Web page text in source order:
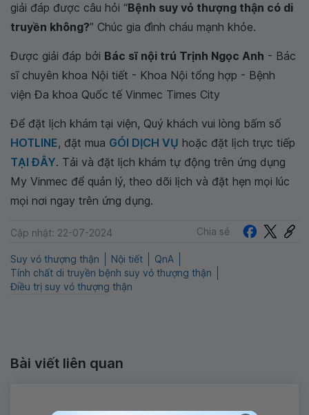
giải đáp được câu hỏi “Bệnh suy vỏ thượng thận có di
truyền không?” Chúc gia đình cháu mạnh khỏe.
Được giải đáp bởi Bác sĩ nội trú Trịnh Ngọc Anh - Bác
sĩ chuyên khoa Nội tiết - Khoa Nội tổng hợp - Bệnh
viện Đa khoa Quốc tế Vinmec Times City
Để đặt lịch khám tại viện, Quý khách vui lòng bấm số
HOTLINE, đặt mua GÓI DỊCH VỤ hoặc đặt lịch trực tiếp
TẠI ĐÂY. Tải và đặt lịch khám tự động trên ứng dụng
My Vinmec để quản lý, theo dõi lịch và đặt hẹn mọi lúc
mọi nơi ngay trên ứng dụng.
Cập nhật: 22-07-2024 Chia sẻ
Suy vỏ thượng thận Nội tiết
QnA
Tính chất di truyền bệnh suy vỏ thượng thận
Điều trị suy vỏ thượng thận
Bài viết liên quan